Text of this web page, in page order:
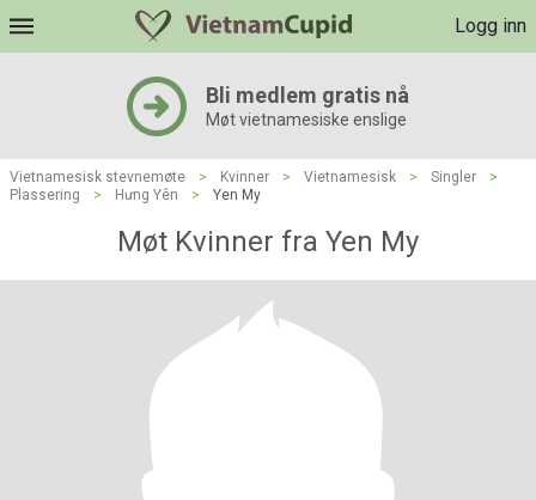
Logg inn
Bli medlem gratis nå
Møt vietnamesiske enslige
Vietnamesisk stevnemøte > Kvinner > Vietnamesisk > Singler
>
Plassering
> Hưng Yên > Yen My
Møt Kvinner fra Yen My